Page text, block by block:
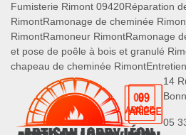
Fumisterie Rimont 09420Réparation
RimontRamonage de cheminée
RimontRamoneur RimontRamonage
et pose de poêle à bois et granulé
chapeau de cheminée Rimont
14
05